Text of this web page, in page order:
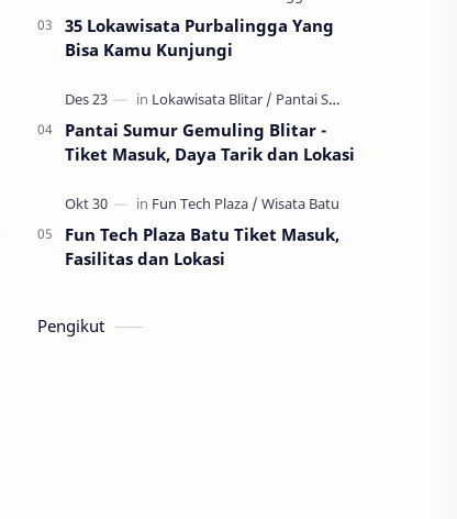
35 Lokawisata Purbalingga Yang
Bisa Kamu Kunjungi
Pantai Sumur Gemuling Blitar -
Tiket Masuk, Daya Tarik dan Lokasi
Fun Tech Plaza Batu Tiket Masuk,
Fasilitas dan Lokasi
Pengikut